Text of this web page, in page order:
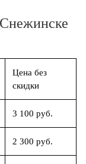
Цена без
скидки
3 100 руб.
2 300 руб.